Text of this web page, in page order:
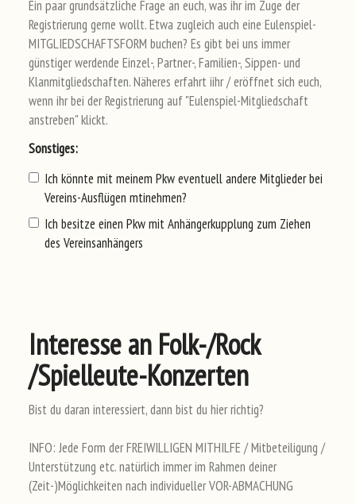
Ein paar grundsätzliche Frage an euch, was ihr im Zuge der
Registrierung gerne wollt. Etwa zugleich auch eine Eulenspiel-
MITGLIEDSCHAFTSFORM buchen? Es gibt bei uns immer
günstiger werdende Einzel-, Partner-, Familien-, Sippen- und
Klanmitgliedschaften. Näheres erfahrt iihr / eröffnet sich euch,
wenn ihr bei der Registrierung auf "Eulenspiel-Mitgliedschaft
anstreben" klickt.
Sonstiges:
Ich könnte mit meinem Pkw eventuell andere Mitglieder bei
Vereins-Ausflügen mtinehmen?
Ich besitze einen Pkw mit Anhängerkupplung zum Ziehen
des Vereinsanhängers
Interesse an Folk-/Rock
/Spielleute-Konzerten
Bist du daran interessiert, dann bist du hier richtig?
INFO: Jede Form der FREIWILLIGEN MITHILFE / Mitbeteiligung /
Unterstützung etc. natürlich immer im Rahmen deiner
(Zeit-)Möglichkeiten nach individueller VOR-ABMACHUNG